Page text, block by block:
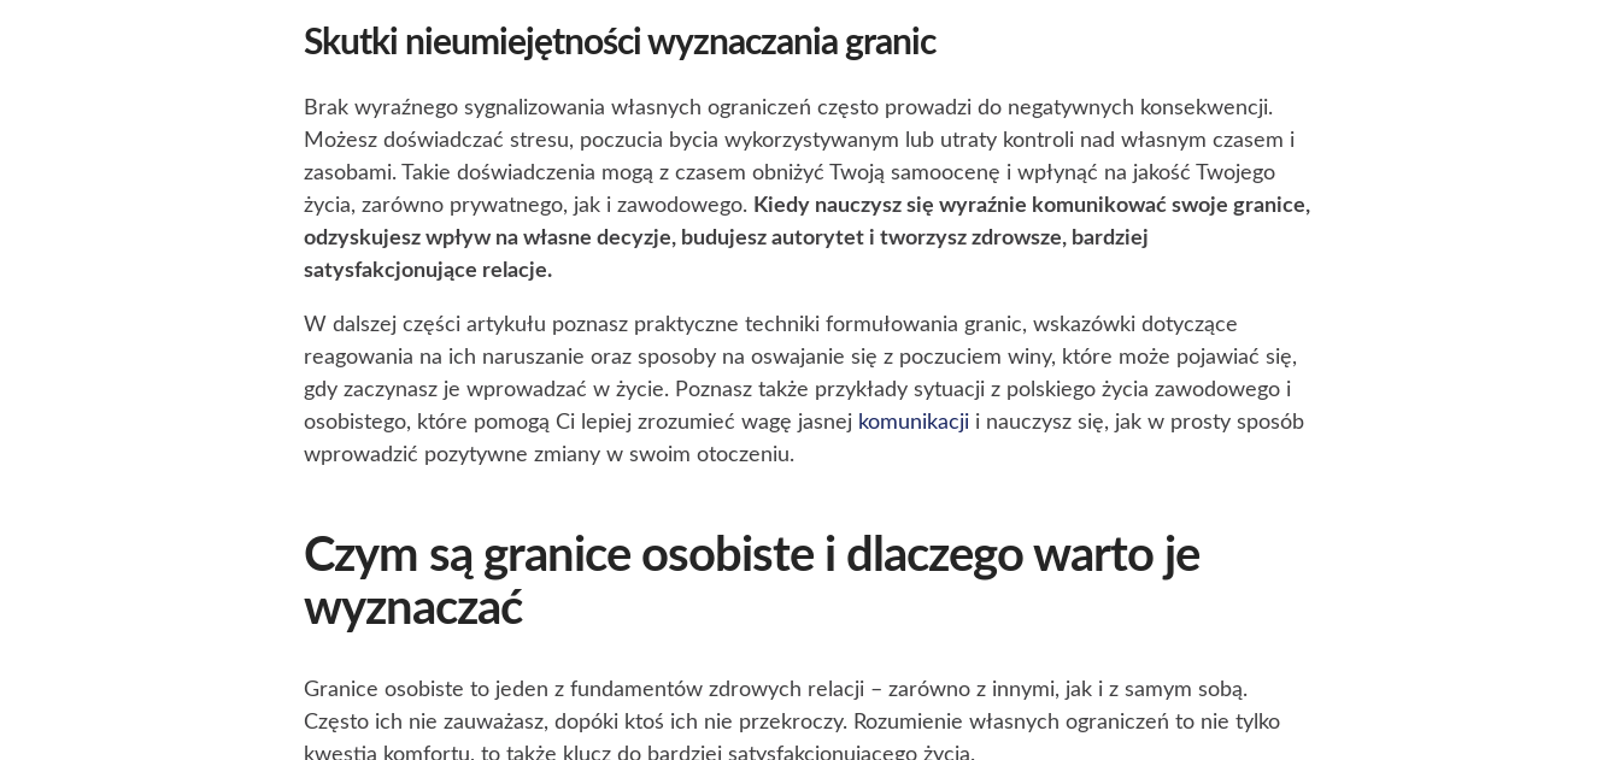
Skutki nieumiejętności wyznaczania granic
Brak wyraźnego sygnalizowania własnych ograniczeń często prowadzi do negatywnych konsekwencji.
Możesz doświadczać stresu, poczucia bycia wykorzystywanym lub utraty kontroli nad własnym czasem i
zasobami. Takie doświadczenia mogą z czasem obniżyć Twoją samoocenę i wpłynąć na jakość Twojego
życia, zarówno prywatnego, jak i zawodowego. Kiedy nauczysz się wyraźnie komunikować swoje granice,
odzyskujesz wpływ na własne decyzje, budujesz autorytet i tworzysz zdrowsze, bardziej
satysfakcjonujące relacje.
W dalszej części artykułu poznasz praktyczne techniki formułowania granic, wskazówki dotyczące
reagowania na ich naruszanie oraz sposoby na oswajanie się z poczuciem winy, które może pojawiać się,
gdy zaczynasz je wprowadzać w życie. Poznasz także przykłady sytuacji z polskiego życia zawodowego i
osobistego, które pomogą Ci lepiej zrozumieć wagę jasnej komunikacji i nauczysz się, jak w prosty sposób
wprowadzić pozytywne zmiany w swoim otoczeniu.
Czym są granice osobiste i dlaczego warto je
wyznaczać
Granice osobiste to jeden z fundamentów zdrowych relacji – zarówno z innymi, jak i z samym sobą.
Często ich nie zauważasz, dopóki ktoś ich nie przekroczy. Rozumienie własnych ograniczeń to nie tylko
kwestia komfortu, to także klucz do bardziej satysfakcjonującego życia.